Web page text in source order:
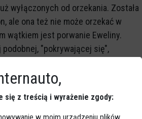
wyłączonych od orzekania. Została
ale ona też nie może orzekać w
wątkiem jest porwanie Eweliny.
podobnej, "pokrywającej się",
delegowani do Sądu Apelacyjnego.
Gruszczyński - jest referentem
że "w składzie sądu może brać
innego sądu".
się z treścią i wyrażenie zgody:
w moim urządzeniu plików